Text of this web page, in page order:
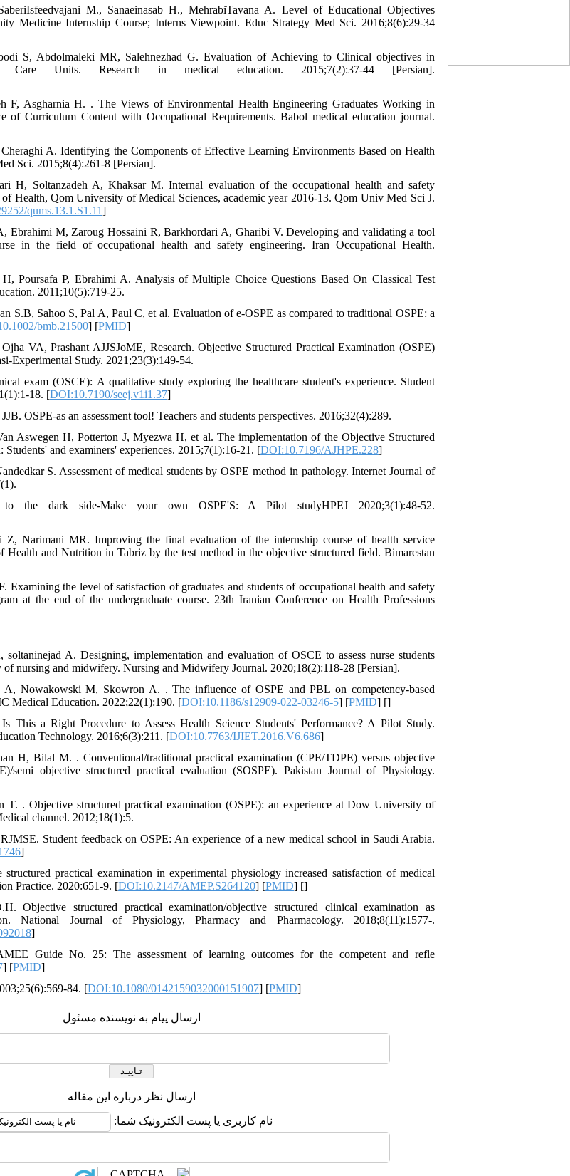
M., Sanaeinasab H., MehrabiTavana A. Level of Educational Objectives
Medicine Internship Course; Interns Viewpoint. Educ Strategy Med Sci. 2016;8(6):29-34
S, Abdolmaleki MR, Salehnezhad G. Evaluation of Achieving to Clinical objectives in
Units. Research in medical education. 2015;7(2):37-44 [Persian].
F, Asgharnia H. . The Views of Environmental Health Engineering Graduates Working in
of Curriculum Content with Occupational Requirements. Babol medical education journal.
A. Identifying the Components of Effective Learning Environments Based on Health
Sci. 2015;8(4):261-8 [Persian].
H, Soltanzadeh A, Khaksar M. Internal evaluation of the occupational health and safety
Health, Qom University of Medical Sciences, academic year 2016-13. Qom Univ Med Sci J.
qums.13.1.S1.11]
Ebrahimi M, Zaroug Hossaini R, Barkhordari A, Gharibi V. Developing and validating a tool
in the field of occupational health and safety engineering. Iran Occupational Health.
Poursafa P, Ebrahimi A. Analysis of Multiple Choice Questions Based On Classical Test
2011;10(5):719-25.
S.B, Sahoo S, Pal A, Paul C, et al. Evaluation of e‐OSPE as compared to traditional OSPE: a
bmb.21500] [PMID]
VA, Prashant AJJSJoME, Research. Objective Structured Practical Examination (OSPE)
Experimental Study. 2021;23(3):149-54.
exam (OSCE): A qualitative study exploring the healthcare student's experience. Student
18. [DOI:10.7190/seej.v1i1.37]
OSPE-as an assessment tool! Teachers and students perspectives. 2016;32(4):289.
Aswegen H, Potterton J, Myezwa H, et al. The implementation of the Objective Structured
and examiners' experiences. 2015;7(1):16-21. [DOI:10.7196/AJHPE.228]
S. Assessment of medical students by OSPE method in pathology. Internet Journal of
dark side-Make your own OSPE'S: A Pilot studyHPEJ 2020;3(1):48-52.
Z, Narimani MR. Improving the final evaluation of the internship course of health service
Health and Nutrition in Tabriz by the test method in the objective structured field. Bimarestan
Examining the level of satisfaction of graduates and students of occupational health and safety
at the end of the undergraduate course. 23th Iranian Conference on Health Professions
A. Designing, implementation and evaluation of OSCE to assess nurse students
nursing and midwifery. Nursing and Midwifery Journal. 2020;18(2):118-28 [Persian].
Nowakowski M, Skowron A. . The influence of OSPE and PBL on competency-based
Medical Education. 2022;22(1):190. [DOI:10.1186/s12909-022-03246-5] [PMID] []
This a Right Procedure to Assess Health Science Students' Performance? A Pilot Study.
Technology. 2016;6(3):211. [DOI:10.7763/IJIET.2016.V6.686]
H, Bilal M. . Conventional/traditional practical examination (CPE/TDPE) versus objective
semi objective structured practical evaluation (SOSPE). Pakistan Journal of Physiology.
T. . Objective structured practical examination (OSPE): an experience at Dow University of
channel. 2012;18(1):5.
Student feedback on OSPE: An experience of a new medical school in Saudi Arabia.
]
practical examination in experimental physiology increased satisfaction of medical
Practice. 2020:651-9. [DOI:10.2147/AMEP.S264120] [PMID] []
Objective structured practical examination/objective structured clinical examination as
National Journal of Physiology, Pharmacy and Pharmacology. 2018;8(11):1577-.
]
Guide No. 25: The assessment of learning outcomes for the competent and refle
] [PMID]
84. [DOI:10.1080/0142159032000151907] [PMID]
ارسال پیام به نویسنده مسئول
ارسال نظر درباره این مقاله
نام کاربری یا پست الکترونیک شما: